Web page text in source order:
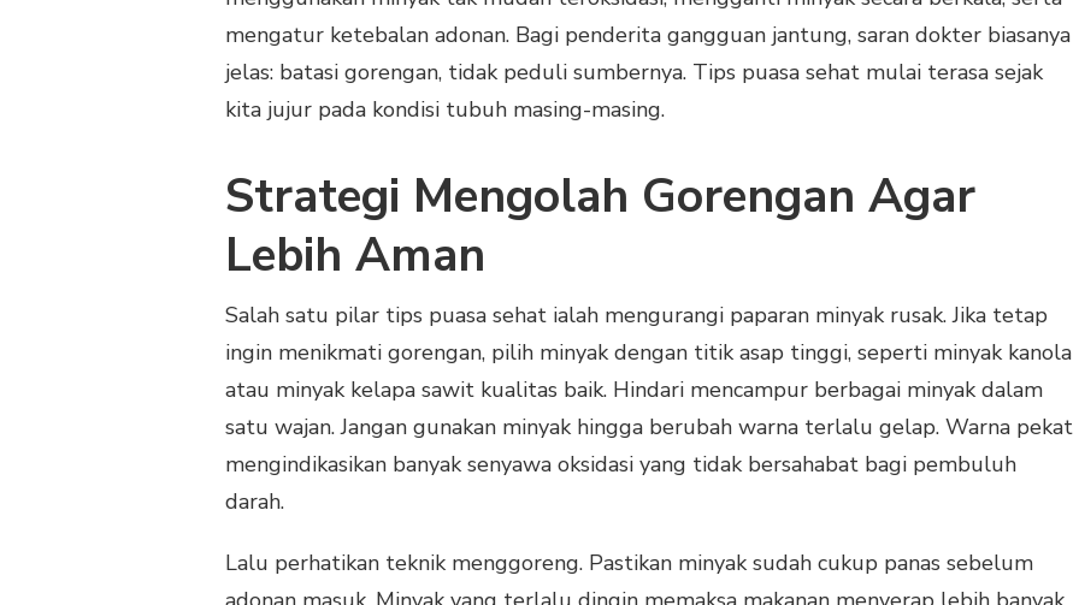
mengatur ketebalan adonan. Bagi penderita gangguan jantung, saran dokter biasanya
jelas: batasi gorengan, tidak peduli sumbernya. Tips puasa sehat mulai terasa sejak
kita jujur pada kondisi tubuh masing-masing.
Strategi Mengolah Gorengan Agar
Lebih Aman
Salah satu pilar tips puasa sehat ialah mengurangi paparan minyak rusak. Jika tetap
ingin menikmati gorengan, pilih minyak dengan titik asap tinggi, seperti minyak kanola
atau minyak kelapa sawit kualitas baik. Hindari mencampur berbagai minyak dalam
satu wajan. Jangan gunakan minyak hingga berubah warna terlalu gelap. Warna pekat
mengindikasikan banyak senyawa oksidasi yang tidak bersahabat bagi pembuluh
darah.
Lalu perhatikan teknik menggoreng. Pastikan minyak sudah cukup panas sebelum